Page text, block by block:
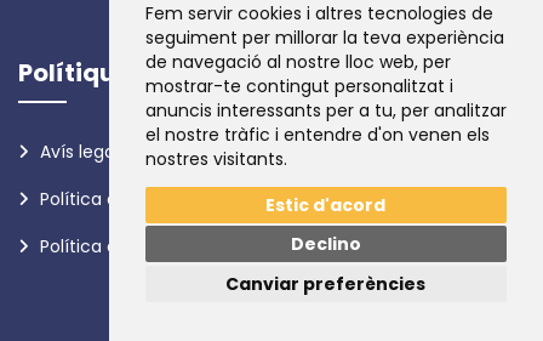
Fem servir cookies i altres tecnologies de
seguiment per millorar la teva experiència
de navegació al nostre lloc web, per
mostrar-te contingut personalitzat i
anuncis interessants per a tu, per analitzar
el nostre tràfic i entendre d'on venen els
nostres visitants.
Estic d'acord
Declino
Canviar preferències
Polítiques
Avís legal
Política de privadesa
Política de galetes